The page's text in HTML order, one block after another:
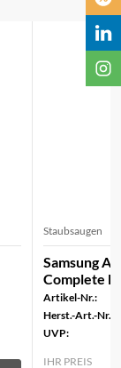
Staubsaugen
Samsung
Complete
Artikel-Nr.:
Herst.-Art.-Nr.:
UVP:
IHR PREIS